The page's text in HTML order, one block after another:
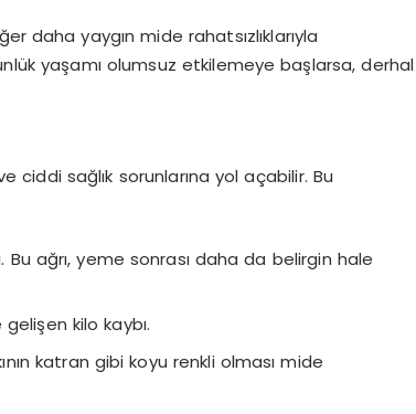
daha yaygın mide rahatsızlıklarıyla
yaşamı olumsuz etkilemeye başlarsa, derhal
sağlık sorunlarına yol açabilir. Bu
ağrı, yeme sonrası daha da belirgin hale
kilo kaybı.
katran gibi koyu renkli olması mide